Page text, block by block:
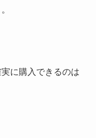
に購入できるのは